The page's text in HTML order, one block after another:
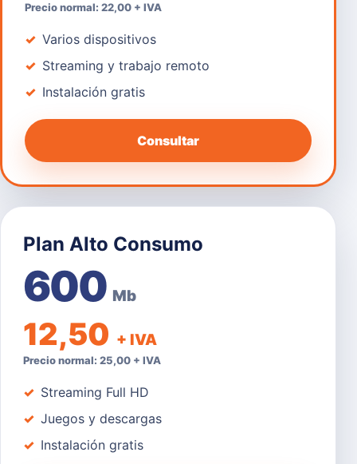
Precio normal: 22,00 + IVA
Varios dispositivos
Streaming y trabajo remoto
Instalación gratis
Consultar
Plan Alto Consumo
600 Mb
12,50 + IVA
Precio normal: 25,00 + IVA
Streaming Full HD
Juegos y descargas
Instalación gratis